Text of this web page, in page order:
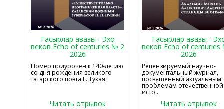
Гасырлар авазы - Эхо
веков Echo of centuries № 2
2026
Номер приурочен к 140-летию
со дня рождения великого
татарского поэта Г. Тукая
Читать отрывок
Гасырлар авазы -
веков Echo of
2026
Рецензируемый научно-
документальный журнал,
посвященный актуальным
проблемам отечественной
исто...
Читать отрывок